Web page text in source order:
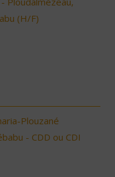
(H/F)
Plouzané
- CDD ou CDI